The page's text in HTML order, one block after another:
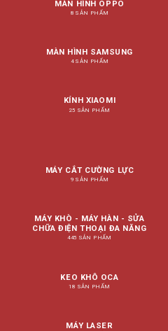
MÀN HÌNH OPPO
8 SẢN PHẨM
MÀN HÌNH SAMSUNG
4 SẢN PHẨM
KÍNH XIAOMI
25 SẢN PHẨM
MÁY CẮT CƯỜNG LỰC
9 SẢN PHẨM
MÁY KHÒ - MÁY HÀN - SỬA
CHỮA ĐIỆN THOẠI ĐA NĂNG
445 SẢN PHẨM
KEO KHÔ OCA
18 SẢN PHẨM
MÁY LASER